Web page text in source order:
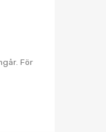
För